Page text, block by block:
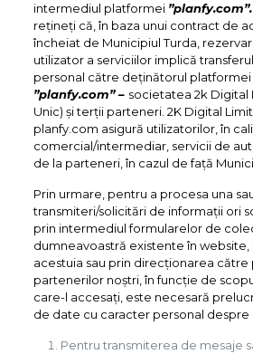
intermediul platformei ”planfy.com”.
rețineți că, în baza unui contract de
încheiat de Municipiul Turda,
utilizator a serviciilor implică
personal către deținătorul
”planfy.com” – societatea 2k Digital
Unic) și terții parteneri. 2K Digital
planfy.com asigură utilizatorilor, în
comercial/intermediar, servicii de
de la parteneri, în cazul de față
Prin urmare, pentru a procesa una
transmiteri/solicitări de informații ori
prin intermediul formularelor de
dumneavoastră existente în
acestuia sau prin direcționarea
partenerilor noștri, în funcție de
care-l accesați, este necesară
de date cu caracter personal despre
Pentru transmiterea de mesaje